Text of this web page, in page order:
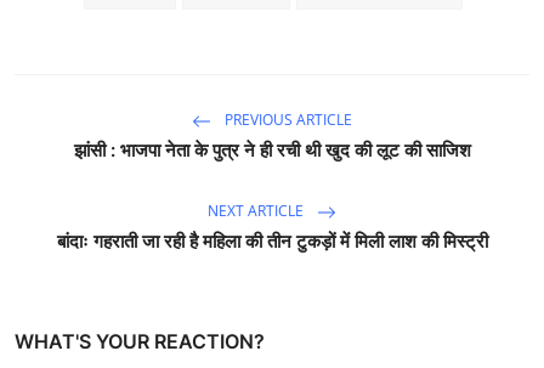
PREVIOUS ARTICLE
झांसी : भाजपा नेता के पुत्र ने ही रची थी खुद की लूट की साजिश
NEXT ARTICLE
बांदाः गहराती जा रही है महिला की तीन टुकड़ों में मिली लाश की मिस्ट्री
WHAT'S YOUR REACTION?